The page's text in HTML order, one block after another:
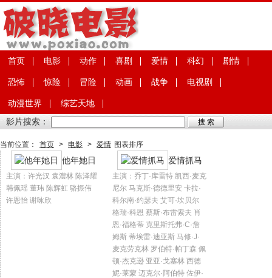
首页 电影 动作 喜剧 爱情 科幻 剧情
恐怖 惊险 冒险 动画 战争 电视剧
动漫世界
综艺天地
影片搜索：
当前位置： 首页 > 电影 > 爱情 图表排序
他年她日
主演：许光汉 袁澧林 陈泽耀
韩佩瑶 董玮 陈辉虹 骆振伟
许恩怡 谢咏欣
爱情抓马
主演：乔丁·库雷特 凯西·麦克
尼尔 马克斯·德德里安 卡拉·
科尔南·约瑟夫 艾可·坎贝尔
格瑞·科恩 蔡斯·布雷索夫 肖
恩·福格蒂 克里斯托弗·C·詹
姆斯 蒂埃雷·迪亚斯 马修·J·
麦克劳克林 罗伯特·帕丁森 佩
顿·杰克逊 亚亚·戈塞林 西德
妮·莱蒙 迈克尔·阿伯特 佐伊·